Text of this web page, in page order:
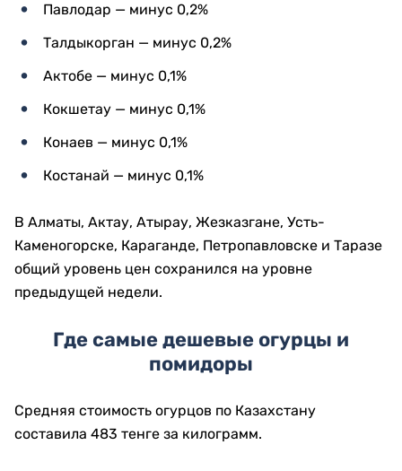
Павлодар — минус 0,2%
Талдыкорган — минус 0,2%
Актобе — минус 0,1%
Кокшетау — минус 0,1%
Конаев — минус 0,1%
Костанай — минус 0,1%
В Алматы, Актау, Атырау, Жезказгане, Усть-
Каменогорске, Караганде, Петропавловске и Таразе
общий уровень цен сохранился на уровне
предыдущей недели.
Где самые дешевые огурцы и
помидоры
Средняя стоимость огурцов по Казахстану
составила 483 тенге за килограмм.